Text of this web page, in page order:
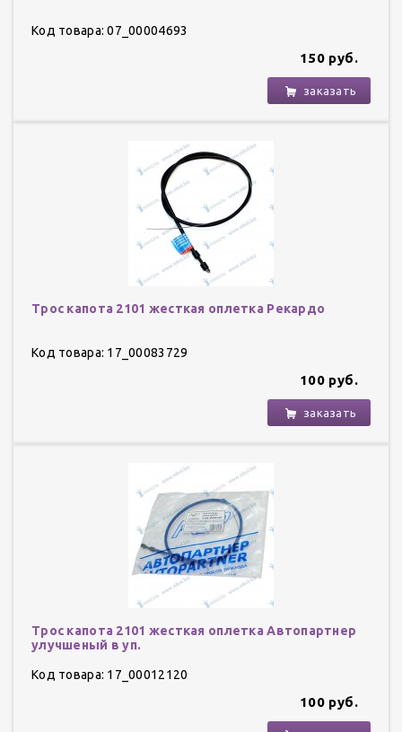
Код товара: 07_00004693
150 руб.
заказать
Трос капота 2101 жесткая оплетка Рекардо
Код товара: 17_00083729
100 руб.
заказать
Трос капота 2101 жесткая оплетка Автопартнер
улучшеный в уп.
Код товара: 17_00012120
100 руб.